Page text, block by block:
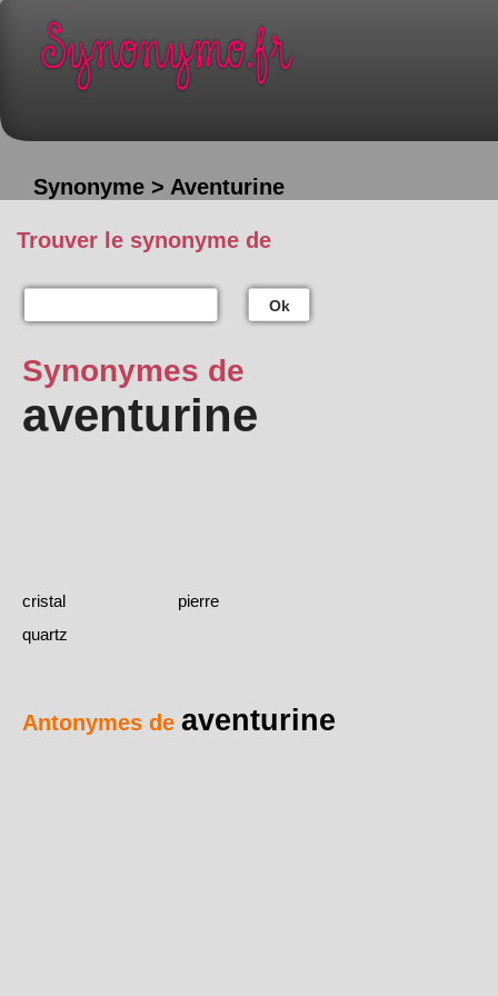
Synonyme > Aventurine
Trouver le synonyme de
Ok
Synonymes de
aventurine
cristal
pierre
quartz
Antonymes de aventurine